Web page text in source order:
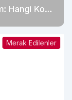
Hangi Koşu
Merak Edilenler